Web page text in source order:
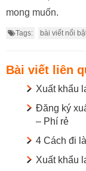
mong muốn.
Tags: bài viết nổi
Bài viết liên
Xuất khẩu
Đăng ký
– Phí rẻ
4 Cách đi
Xuất khẩu